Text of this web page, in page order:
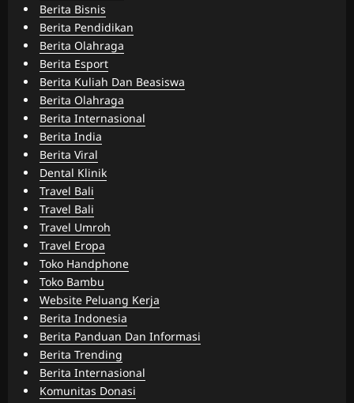
Berita Bisnis
Berita Pendidikan
Berita Olahraga
Berita Esport
Berita Kuliah Dan Beasiswa
Berita Olahraga
Berita Internasional
Berita India
Berita Viral
Dental Klinik
Travel Bali
Travel Bali
Travel Umroh
Travel Eropa
Toko Handphone
Toko Bambu
Website Peluang Kerja
Berita Indonesia
Berita Panduan Dan Informasi
Berita Trending
Berita Internasional
Komunitas Donasi